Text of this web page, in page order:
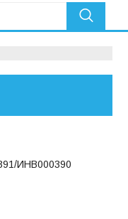
ИНВ000390